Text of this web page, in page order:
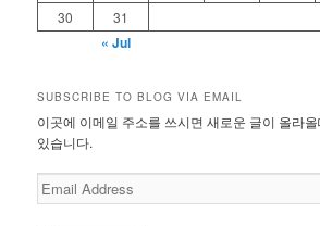
30
31
« Jul
SUBSCRIBE TO BLOG VIA EMAIL
이곳에 이메일 주소를 쓰시면 새로운 글이 올라
있습니다.
Email
Address